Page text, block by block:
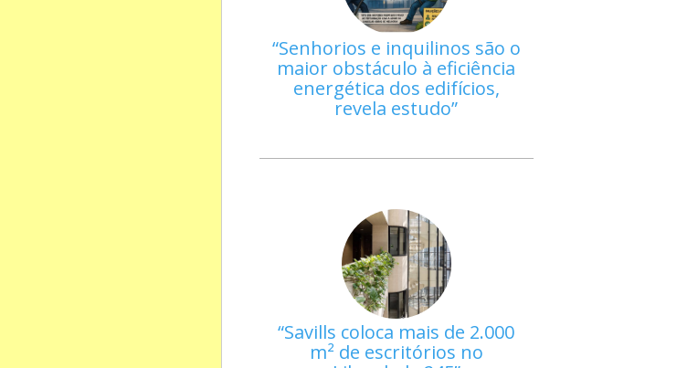
Senhorios e inquilinos são o
maior obstáculo à eficiência
energética dos edifícios,
revela estudo
Savills coloca mais de 2.000
m² de escritórios no